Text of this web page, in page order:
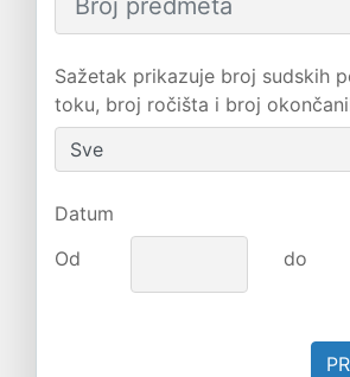
Sažetak prikazuje broj sudskih
toku, broj ročišta i broj
Datum
Od
do